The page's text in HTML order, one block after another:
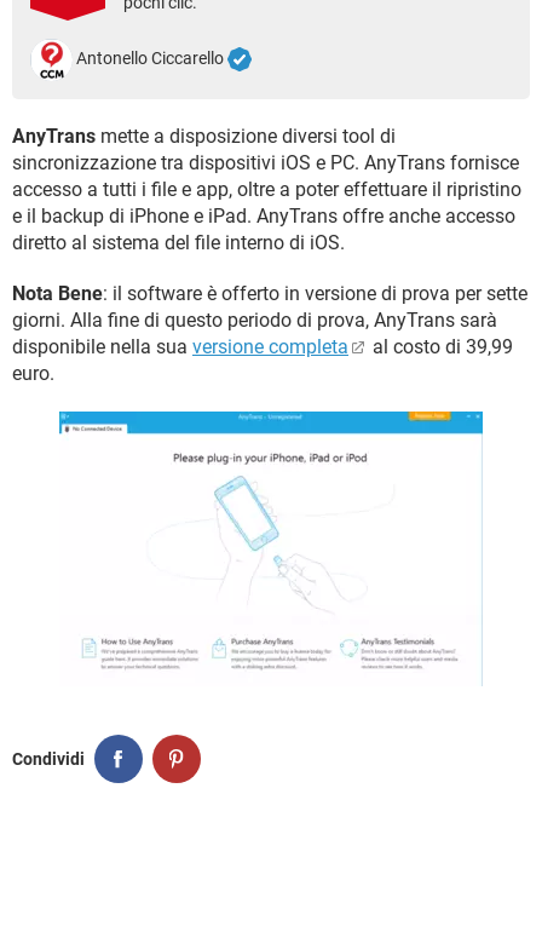
TIKTOK
HARDWARE
Antonello Ciccarello
AnyTrans mette a disposizione diversi tool di
sincronizzazione tra dispositivi iOS e PC. AnyTrans fornisce
accesso a tutti i file e app, oltre a poter effettuare il ripristino
e il backup di iPhone e iPad. AnyTrans offre anche accesso
diretto al sistema del file interno di iOS.
Nota Bene: il software è offerto in versione di prova per sette
giorni. Alla fine di questo periodo di prova, AnyTrans sarà
disponibile nella sua versione completa
al costo di 39,99
euro.
Condividi